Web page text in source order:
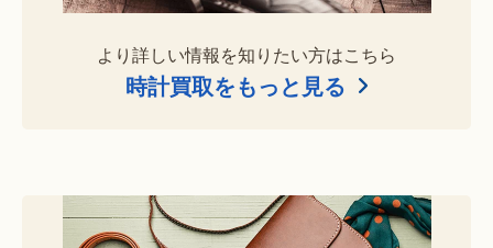
より詳しい情報を知りたい方はこちら
時計買取をもっと見る